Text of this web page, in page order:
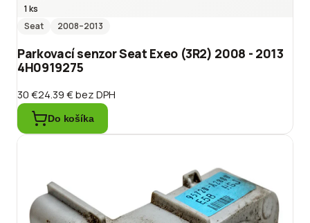
1 ks
Seat
2008–2013
Parkovací senzor Seat Exeo (3R2) 2008 - 2013
4H0919275
30 €24.39 €bez DPH
Do košíka